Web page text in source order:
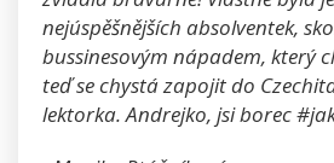
nejúspěšnějších absolventek,
bussinesovým nápadem, který
teď se chystá zapojit do
lektorka. Andrejko, jsi borec